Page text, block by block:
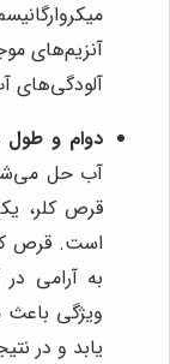
آنزیم‌های
آلودگی‌های
دوام و
آب حل
قرص کلر،
است. قرص
به آرامی
ویژگی
یابد و در